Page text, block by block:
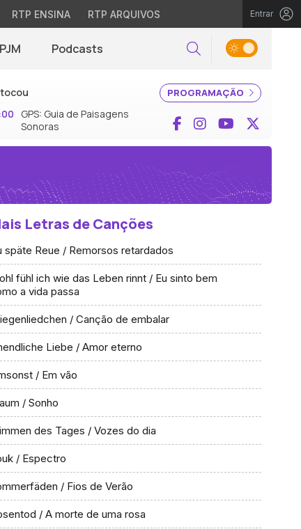
RTP ENSINA RTP ARQUIVOS Entrar
PJM Podcasts Pesquisar
PROGRAMAÇÃO
GPS: Guia de Paisagens
Sonoras
Facebook
InstagramYouTube
Letras de Canções
späte Reue / Remorsos retardados
fühl ich wie das Leben rinnt / Eu sinto bem
a vida passa
/ Canção de embalar
Liebe / Amor eterno
/ Em vão
/ Sonho
des Tages / Vozes do dia
/ Espectro
/ Fios de Verão
/ A morte de uma rosa